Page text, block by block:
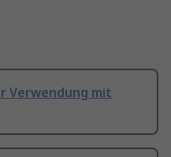
Verwendung mit